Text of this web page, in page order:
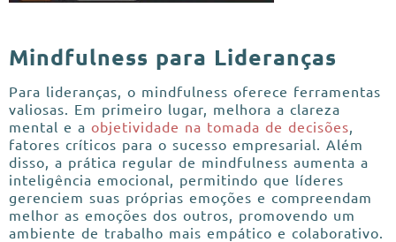
Mindfulness para Lideranças
Para lideranças, o mindfulness oferece ferramentas
valiosas. Em primeiro lugar, melhora a clareza
mental e a objetividade na tomada de decisões
fatores críticos para o sucesso empresarial. Além
disso, a prática regular de mindfulness aumenta a
inteligência emocional, permitindo que líderes
gerenciem suas próprias emoções e compreendam
melhor as emoções dos outros, promovendo um
ambiente de trabalho mais empático e colaborativo.